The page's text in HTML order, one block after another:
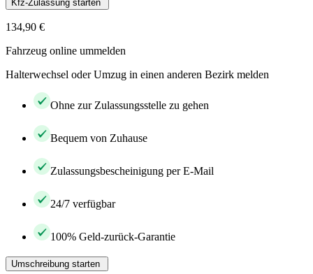
Kfz-Zulassung starten
134,90 €
Fahrzeug online ummelden
Halterwechsel oder Umzug in einen anderen Bezirk melden
Ohne zur Zulassungsstelle zu gehen
Bequem von Zuhause
Zulassungsbescheinigung per E-Mail
24/7 verfügbar
100% Geld-zurück-Garantie
Umschreibung starten